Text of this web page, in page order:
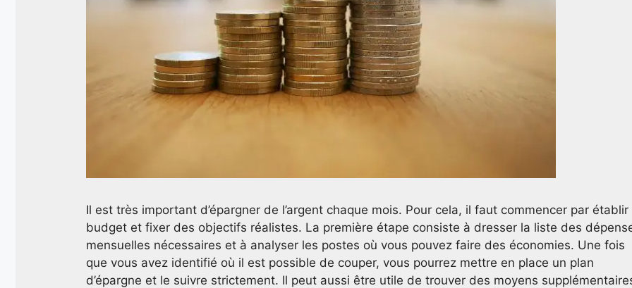
Il est très important d’épargner de l’argent chaque mois. Pour cela, il faut commencer par établir
budget et fixer des objectifs réalistes. La première étape consiste à dresser la liste des
mensuelles nécessaires et à analyser les postes où vous pouvez faire des économies. Une fois
que vous avez identifié où il est possible de couper, vous pourrez mettre en place un plan
d’épargne et le suivre strictement. Il peut aussi être utile de trouver des moyens